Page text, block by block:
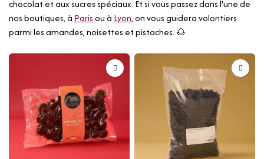
chocolat et aux sucres spéciaux. Et si vous passez dans l'une de
nos boutiques, à Parisou à Lyon, on vous guidera volontiers
parmi les amandes, noisettes et pistaches. 🌰